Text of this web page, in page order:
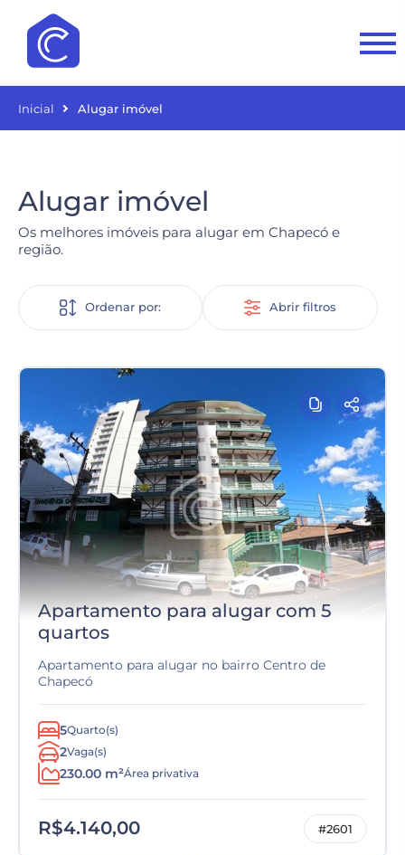
Inicial Alugar imóvel
Alugar imóvel
Os melhores imóveis para alugar em Chapecó e
região.
Ordenar por: Abrir filtros
Apartamento para alugar com 5
quartos
Apartamento para alugar no bairro Centro de
Chapecó
5Quarto(s)
2Vaga(s)
230.00 m²Área privativa
R$4.140,00 #2601